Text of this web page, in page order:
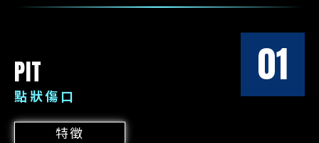
PIT
點狀傷口
01
特徵